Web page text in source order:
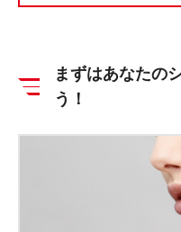
主に遺伝的にで
斑）」
まずはあなたの
う！